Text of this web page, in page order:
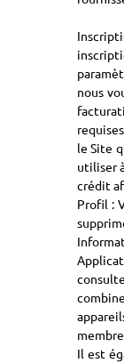
nous
le Site
utiliser
crédit
Profil :
Il est